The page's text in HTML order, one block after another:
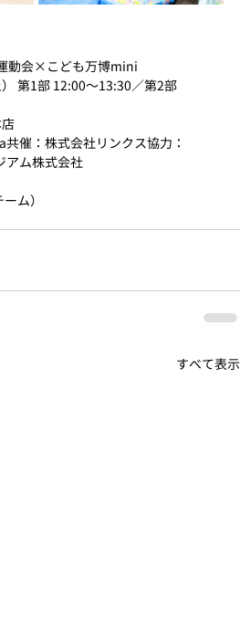
動会×こども万博mini
第1部 12:00〜13:30／第2部
催：株式会社リンクス協力：
アム株式会社
ム）
すべて表示